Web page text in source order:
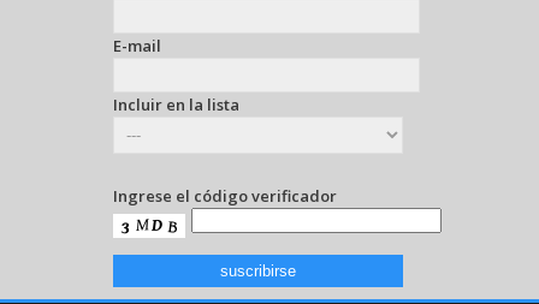
E-mail
Incluir en la lista
Ingrese el código verificador